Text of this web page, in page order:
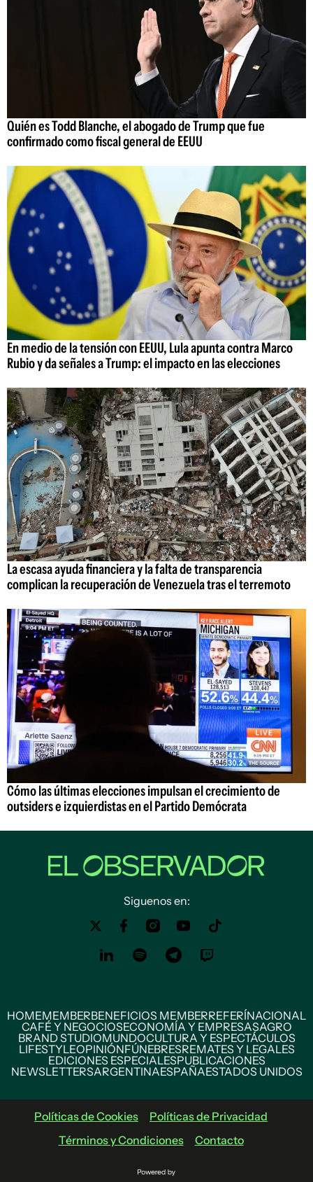
Quién es Todd Blanche, el abogado de Trump que fue
confirmado como fiscal general de EEUU
En medio de la tensión con EEUU, Lula apunta contra Marco
Rubio y da señales a Trump: el impacto en las elecciones
La escasa ayuda financiera y la falta de transparencia
complican la recuperación de Venezuela tras el terremoto
Cómo las últimas elecciones impulsan el crecimiento de
outsiders e izquierdistas en el Partido Demócrata
Siguenos en:
HOMEMEMBERBENEFICIOS MEMBERREFERÍNACIONAL
CAFÉ Y NEGOCIOSECONOMÍA Y EMPRESASAGRO
BRAND STUDIOMUNDOCULTURA Y ESPECTÁCULOS
LIFESTYLEOPINIÓNFÚNEBRESREMATES Y LEGALES
EDICIONES ESPECIALESPUBLICACIONES
NEWSLETTERSARGENTINAESPAÑAESTADOS UNIDOS
Políticas de Cookies
Políticas de Privacidad
Términos y Condiciones
Contacto